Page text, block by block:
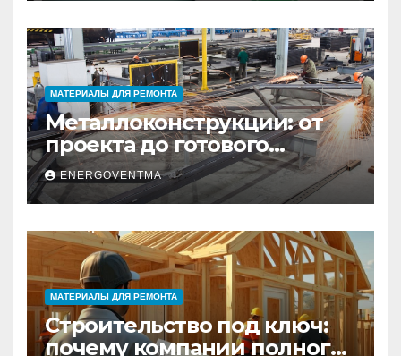
МАТЕРИАЛЫ ДЛЯ РЕМОНТА
Металлоконструкции: от
проекта до готового
изделия – полный
практический гид
ENERGOVENTMA
МАТЕРИАЛЫ ДЛЯ РЕМОНТА
Строительство под ключ:
почему компании полного